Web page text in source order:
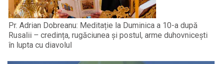
Pr. Adrian Dobreanu: Meditație la Duminica a 10-a după
Rusalii – credința, rugăciunea și postul, arme duhovnicești
în lupta cu diavolul